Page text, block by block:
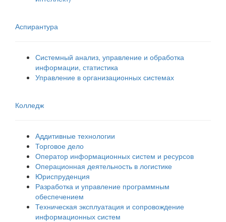
Аспирантура
Системный анализ, управление и обработка
информации, статистика
Управление в организационных системах
Колледж
Аддитивные технологии
Торговое дело
Оператор информационных систем и ресурсов
Операционная деятельность в логистике
Юриспруденция
Разработка и управление программным
обеспечением
Техническая эксплуатация и сопровождение
информационных систем